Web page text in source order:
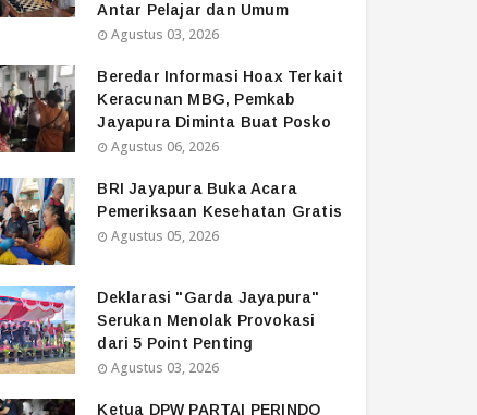
Antar Pelajar dan Umum
Agustus 03, 2026
Beredar Informasi Hoax Terkait
Keracunan MBG, Pemkab
Jayapura Diminta Buat Posko
Agustus 06, 2026
BRI Jayapura Buka Acara
Pemeriksaan Kesehatan Gratis
Agustus 05, 2026
Deklarasi "Garda Jayapura"
Serukan Menolak Provokasi
dari 5 Point Penting
Agustus 03, 2026
Ketua DPW PARTAI PERINDO